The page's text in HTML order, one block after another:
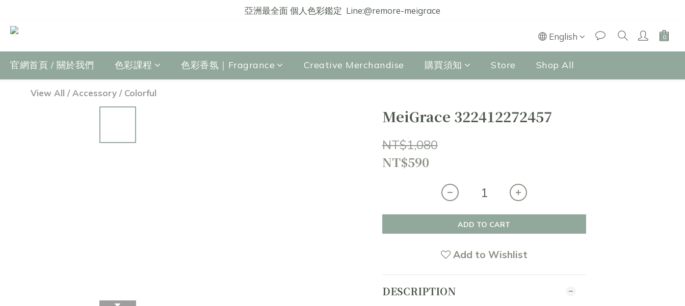
亞洲最全面 個人色彩鑑定  Line:@remore-meigrace
English
官網首頁 / 關於我們 色彩課程 色彩香氛｜Fragrance Creative Merchandise 購買須知 Store Shop All
View All /Accessory / Colorful
MeiGrace 322412272457
NT$1,080
NT$590
ADD TO CART
Add to Wishlist
DESCRIPTION